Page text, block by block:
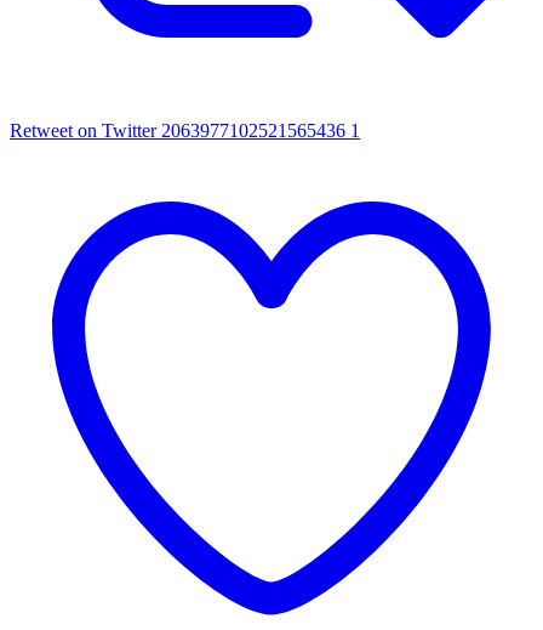
Retweet on Twitter 2063977102521565436 1